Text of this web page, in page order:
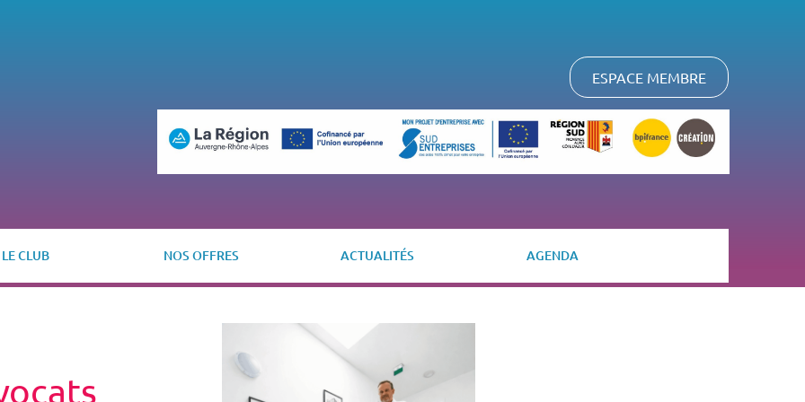
ESPACE MEMBRE
LE CLUB NOS OFFRES ACTUALITÉS AGENDA